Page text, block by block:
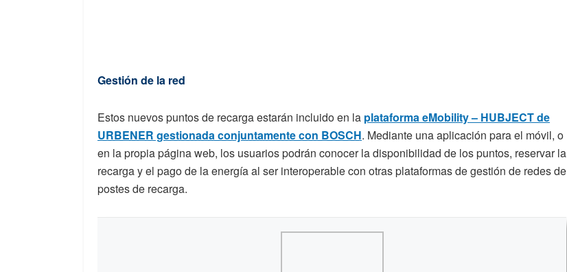
Gestión de la red
Estos nuevos puntos de recarga estarán incluido en la plataforma eMobility – HUBJECT de
URBENER gestionada conjuntamente con BOSCH. Mediante una aplicación para el móvil, o
en la propia página web, los usuarios podrán conocer la disponibilidad de los puntos, reservar la
recarga y el pago de la energía al ser interoperable con otras plataformas de gestión de redes de
postes de recarga.